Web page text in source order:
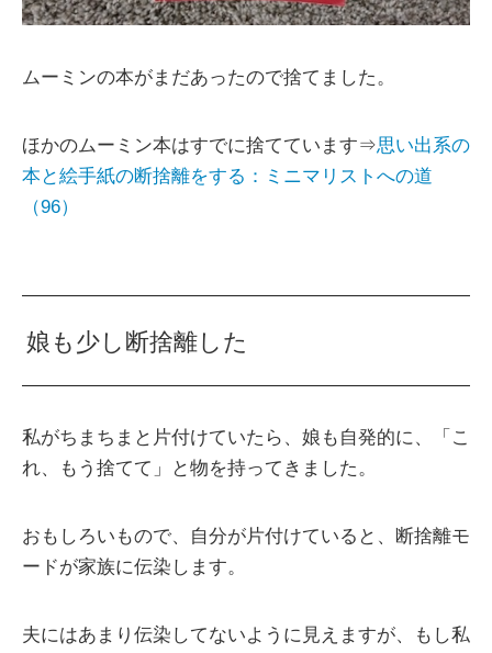
ムーミンの本がまだあったので捨てました。
ほかのムーミン本はすでに捨てています⇒思い出系の
本と絵手紙の断捨離をする：ミニマリストへの道
（96）
娘も少し断捨離した
私がちまちまと片付けていたら、娘も自発的に、「こ
れ、もう捨てて」と物を持ってきました。
おもしろいもので、自分が片付けていると、断捨離モ
ードが家族に伝染します。
夫にはあまり伝染してないように見えますが、もし私